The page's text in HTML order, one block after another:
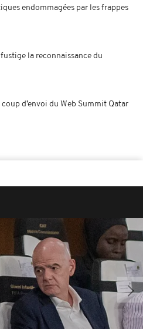
endommagées par les frappes
la reconnaissance du
d’envoi du Web Summit Qatar